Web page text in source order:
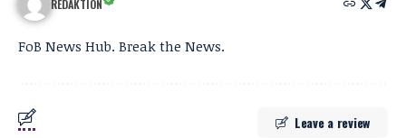
REDAKTION
FoB News Hub. Break the News.
Leave a review